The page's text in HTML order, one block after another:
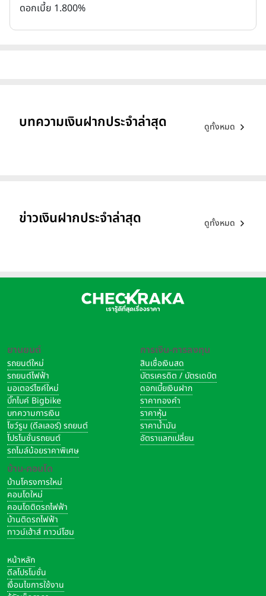
ดอกเบี้ย 1.800%
บทความเงินฝากประจำล่าสุด ดูทั้งหมด
ข่าวเงินฝากประจำล่าสุด ดูทั้งหมด
ยานยนต์
รถยนต์ใหม่
รถยนต์ไฟฟ้า
มอเตอร์ไซค์ใหม่
บิ๊กไบค์ Bigbike
บทความการเงิน
โชว์รูม (ดีลเลอร์) รถยนต์
โปรโมชั่นรถยนต์
รถไมล์น้อยราคาพิเศษ
บ้าน-คอนโด
บ้านโครงการใหม่
คอนโดใหม่
คอนโดติดรถไฟฟ้า
บ้านติดรถไฟฟ้า
ทาวน์เฮ้าส์ ทาวน์โฮม
การเงิน-การลงทุน
สินเชื่อเงินสด
บัตรเครดิต / บัตรเดบิต
ดอกเบี้ยเงินฝาก
ราคาทองคำ
ราคาหุ้น
ราคาน้ำมัน
อัตราแลกเปลี่ยน
หน้าหลัก
ดีลโปรโมชั่น
เงื่อนไขการใช้งาน